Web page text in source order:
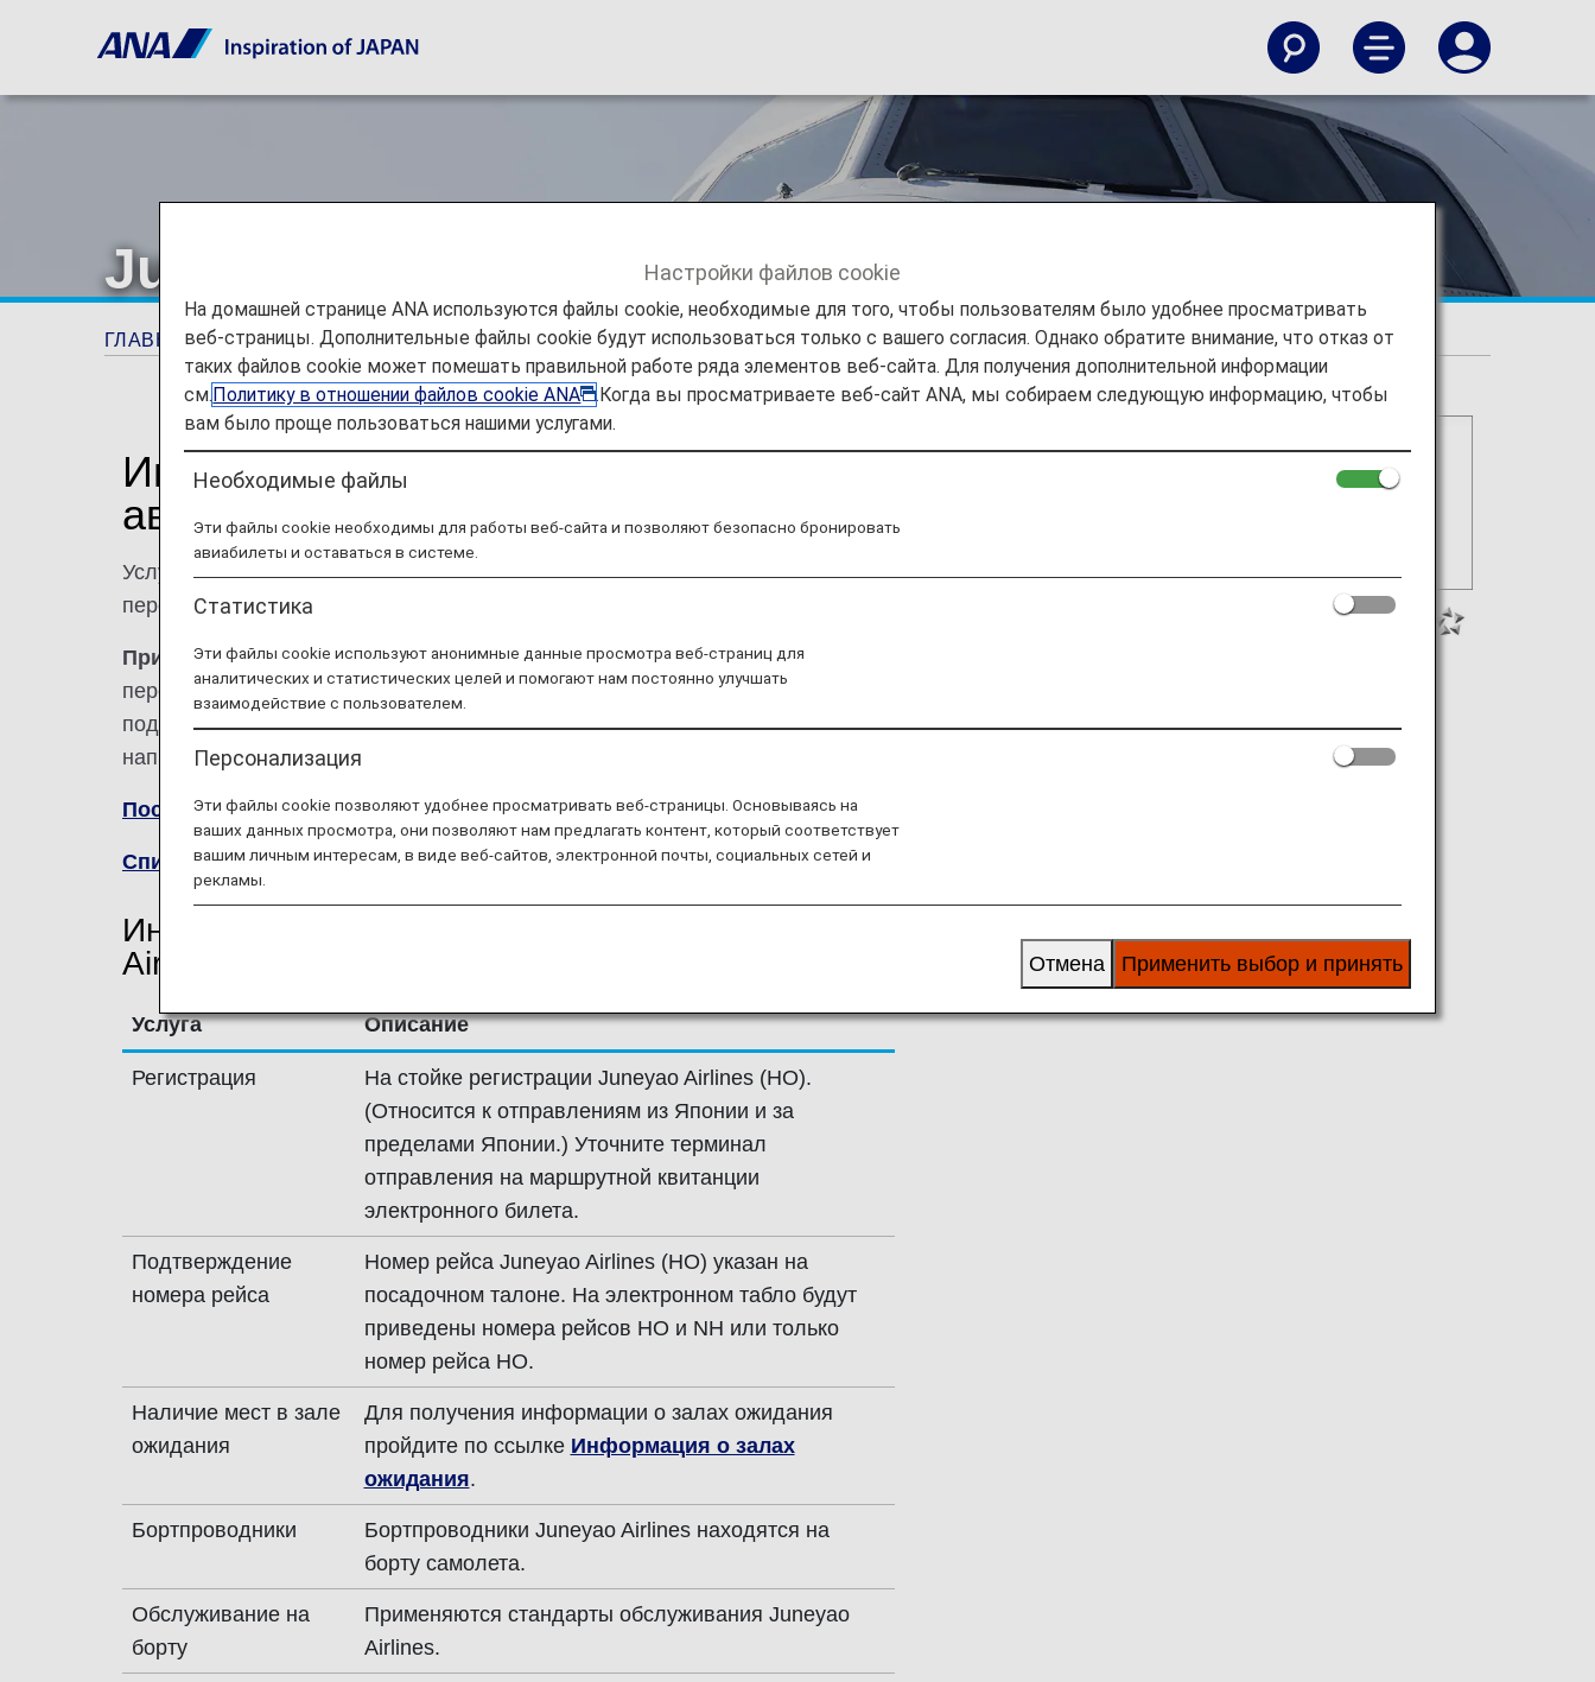
Juneyao Airlines (HO)
ГЛАВНАЯ СТРАНИЦА Планируйте и бронируйте Кодшеринговые рейсы Juneyao Airlines (HO)
Информация о кодшеринговых рейсах
авиакомпании Juneyao Airlines
Услуги на кодшеринговых рейсах с ANA предоставляются фактическим
перевозчиком как показано далее.
Примечание:В большинстве случаев правила и условия фактического
перевозчика распространяются на кодшеринговые рейсы. Для получения
подробной информации обратитесь к нам во время бронирования или
напрямую в соответствующую авиакомпанию.
Посетите веб-сайт авиакомпании Juneyao Airlines .
Список кодшеринговых рейсов .
Информация о рейсах авиакомпании Juneyao
Airlines (HO)
Услуга Описание
Регистрация
На стойке регистрации Juneyao Airlines (HO).
(Относится к отправлениям из Японии и за
пределами Японии.) Уточните терминал
отправления на маршрутной квитанции
электронного билета.
Подтверждение
номера рейса
Номер рейса Juneyao Airlines (HO) указан на
посадочном талоне. На электронном табло будут
приведены номера рейсов HO и NH или только
номер рейса HO.
Наличие мест в зале
ожидания
Для получения информации о залах ожидания
пройдите по ссылке Информация о залах
ожидания.
Бортпроводники
Бортпроводники Juneyao Airlines находятся на
борту самолета.
Обслуживание на
борту
Применяются стандарты обслуживания Juneyao
Airlines.
Настройки файлов cookie
На домашней странице ANA используются файлы cookie, необходимые для того, чтобы пользователям было удобнее просматривать
веб-страницы. Дополнительные файлы cookie будут использоваться только с вашего согласия. Однако обратите внимание, что отказ от
таких файлов cookie может помешать правильной работе ряда элементов веб-сайта. Для получения дополнительной информации
см.Политику в отношении файлов cookie ANA
.Когда вы просматриваете веб-сайт ANA, мы собираем следующую информацию, чтобы
вам было проще пользоваться нашими услугами.
Необходимые файлы
Эти файлы cookie необходимы для работы веб-сайта и позволяют безопасно бронировать
авиабилеты и оставаться в системе.
Статистика
Эти файлы cookie используют анонимные данные просмотра веб-страниц для
аналитических и статистических целей и помогают нам постоянно улучшать
взаимодействие с пользователем.
Персонализация
Эти файлы cookie позволяют удобнее просматривать веб-страницы. Основываясь на
ваших данных просмотра, они позволяют нам предлагать контент, который соответствует
вашим личным интересам, в виде веб-сайтов, электронной почты, социальных сетей и
рекламы.
Применить выбор и принять
Отмена